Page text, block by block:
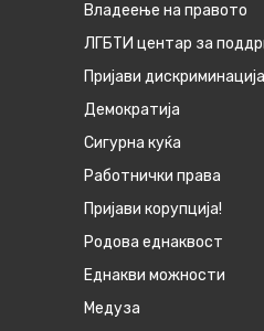
Владеење на правото
ЛГБТИ центар за
Пријави дискриминација
Демократија
Сигурна куќа
Работнички права
Пријави корупција!
Родова еднаквост
Eднакви можности
Медуза